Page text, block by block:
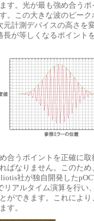
す。光が最も強め合う
。この大きな波のピー
計測デバイスの高さを
が等しくなるポイント
合うポイントを正確に
ばなりません。このた
社が独自開発した
アルタイム演算を行い
ができます。これによ
す。